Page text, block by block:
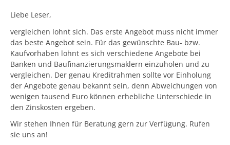
Liebe Leser,
vergleichen lohnt sich. Das erste Angebot muss nicht immer
das beste Angebot sein. Für das gewünschte Bau- bzw.
Kaufvorhaben lohnt es sich verschiedene Angebote bei
Banken und Baufinanzierungsmaklern einzuholen und zu
vergleichen. Der genau Kreditrahmen sollte vor Einholung
der Angebote genau bekannt sein, denn Abweichungen von
wenigen tausend Euro können erhebliche Unterschiede in
den Zinskosten ergeben.
Wir stehen Ihnen für Beratung gern zur Verfügung. Rufen
sie uns an!